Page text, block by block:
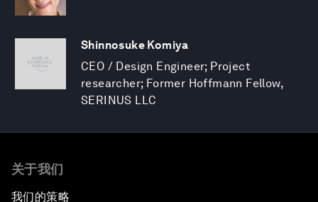
Shinnosuke Komiya
CEO / Design Engineer; Project
researcher; Former Hoffmann Fellow,
SERINUS LLC
关于我们
我们的策略